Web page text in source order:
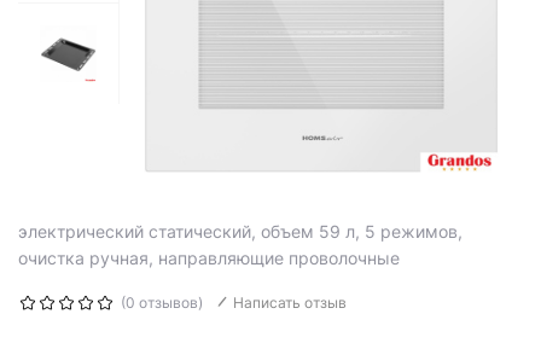
электрический статический, объем 59 л, 5 режимов,
очистка ручная, направляющие проволочные
(0 отзывов) Написать отзыв